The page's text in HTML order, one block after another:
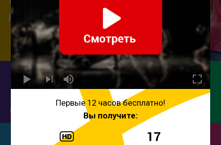
легко!
БОЛЛИВУДСКИЙ ТАНЕЦ ФИТНЕС
Первые 12 часов бесплатно!
Вы получите: